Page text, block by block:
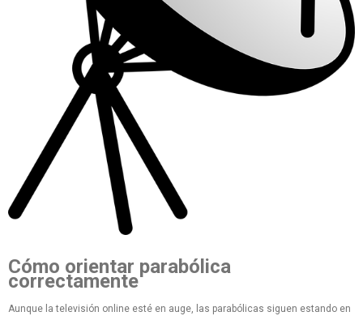
Cómo orientar parabólica
correctamente
Aunque la televisión online esté en auge, las parabólicas siguen estando en